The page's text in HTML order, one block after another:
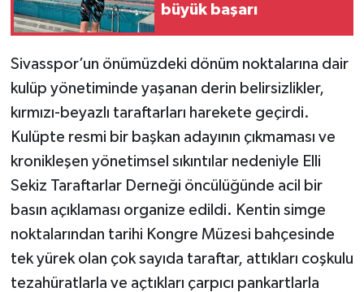
büyük başarı
Sivasspor’un önümüzdeki dönüm noktalarına dair
kulüp yönetiminde yaşanan derin belirsizlikler,
kırmızı-beyazlı taraftarları harekete geçirdi.
Kulüpte resmi bir başkan adayının çıkmaması ve
kronikleşen yönetimsel sıkıntılar nedeniyle Elli
Sekiz Taraftarlar Derneği öncülüğünde acil bir
basın açıklaması organize edildi. Kentin simge
noktalarından tarihi Kongre Müzesi bahçesinde
tek yürek olan çok sayıda taraftar, attıkları coşkulu
tezahüratlarla ve açtıkları çarpıcı pankartlarla